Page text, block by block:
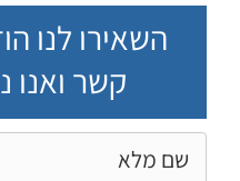
השאירו לנו
קשר ואנו